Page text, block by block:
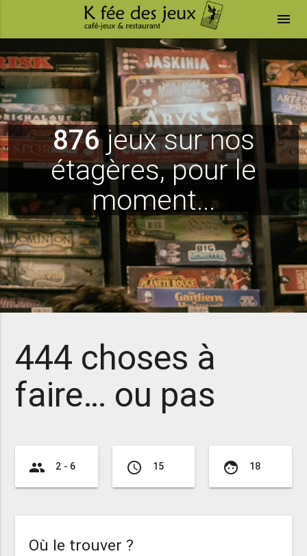
menu
876jeux sur nos
étagères, pour le
moment...
444 choses à
faire… ou pas
group 2 - 6 access_time 15 face 18
Où le trouver ?